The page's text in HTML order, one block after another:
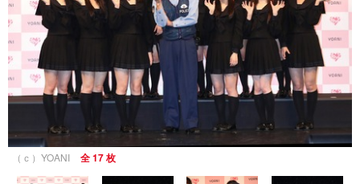
（ｃ）YOANI 全 17 枚